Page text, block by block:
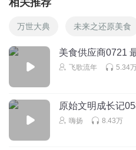
相关推荐
万世大典 未来之还原美食
美食供应商0721
飞歌流年 5.34
原始文明成长记
嗨扬 8.43万